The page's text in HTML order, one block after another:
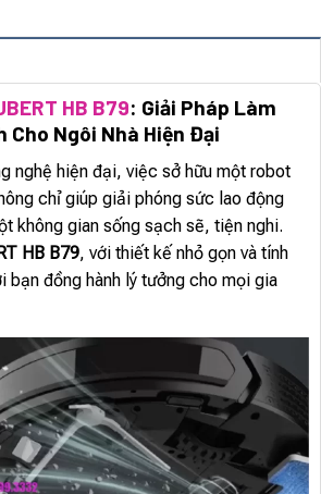
HB B79: Giải Pháp Làm
Cho Ngôi Nhà Hiện Đại
nghệ hiện đại, việc sở hữu một robot
chỉ giúp giải phóng sức lao động
không gian sống sạch sẽ, tiện nghi.
HB B79, với thiết kế nhỏ gọn và tính
bạn đồng hành lý tưởng cho mọi gia